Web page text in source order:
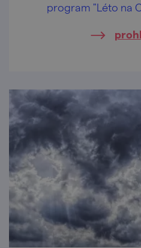
program "Léto na
dobová